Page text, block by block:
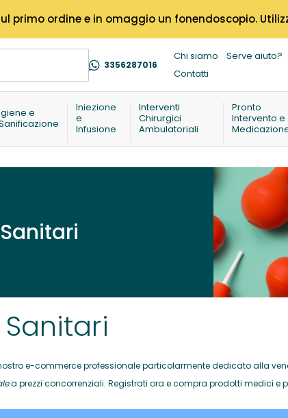
primo ordine e in omaggio un fonendoscopio.
3356287016
Chi siamo
Serve aiuto?
Contatti
e
Iniezione
e
Infusione
Interventi
Chirurgici
Ambulatoriali
Pronto
Intervento e
e-commerce professionale particolarmente dedicato alla
a prezzi concorrenziali. Registrati ora e compra prodotti medici e